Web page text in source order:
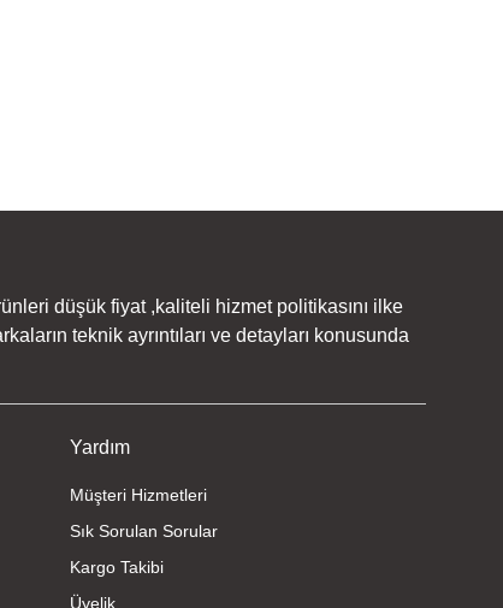
düşük fiyat ,kaliteli hizmet politikasını ilke
teknik ayrıntıları ve detayları konusunda
Yardım
Müşteri Hizmetleri
Sık Sorulan Sorular
Kargo Takibi
Üyelik